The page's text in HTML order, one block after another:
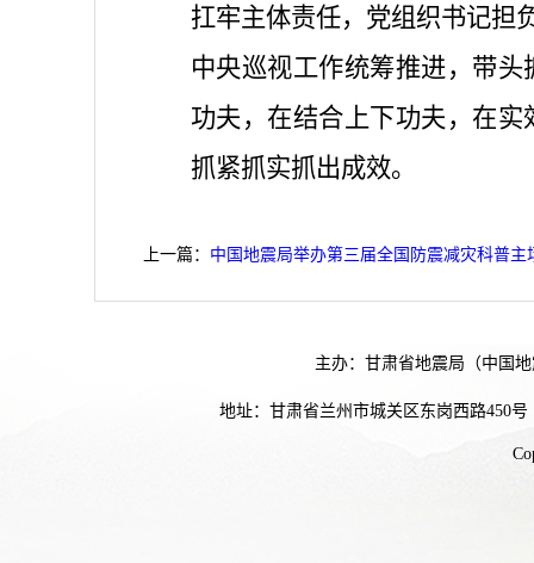
扛牢主体责任，党组织书记担
中央巡视工作统筹推进，带
功夫，在结合上下功夫，在
抓紧抓实抓出成效。
上一篇： 中国地震局举办第三届全国防震减灾科普主
主办：甘肃省地震局（中国
地址：甘肃省兰州市城关区东岗西路450号